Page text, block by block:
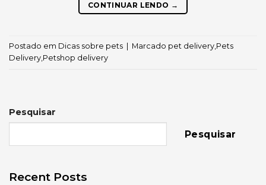
CONTINUAR LENDO →
Postado em Dicas sobre pets Marcado pet delivery Pets
Delivery Petshop delivery
Pesquisar
Pesquisar
Recent Posts